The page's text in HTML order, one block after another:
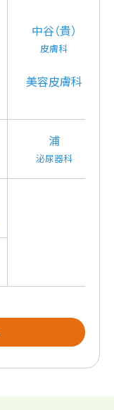
中谷（貴）
皮膚科
美容皮膚科
浦
泌尿器科